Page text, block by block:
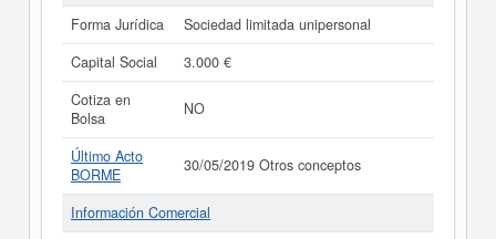
Forma Jurídica
Sociedad limitada unipersonal
Capital Social
3.000 €
Cotiza en
Bolsa
NO
Último Acto
BORME
30/05/2019 Otros conceptos
Información Comercial